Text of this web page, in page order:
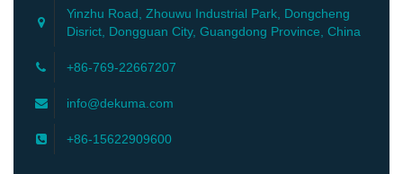
Yinzhu Road, Zhouwu Industrial Park, Dongcheng
Disrict, Dongguan City, Guangdong Province, China
+86-769-22667207
info@dekuma.com
+86-15622909600